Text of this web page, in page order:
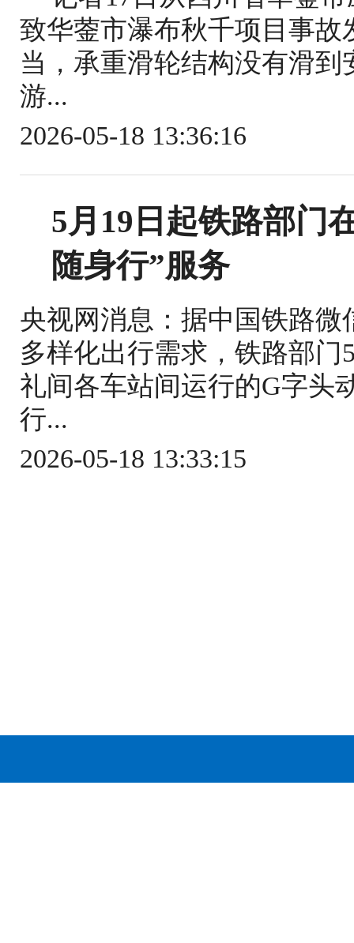
致华蓥市瀑布秋千项目事
当，承重滑轮结构没有滑
游...
2026-05-18 13:36:16
5月19日起铁路部门
随身行”服务
央视网消息：据中国铁路
多样化出行需求，铁路部门
礼间各车站间运行的G字头
行...
2026-05-18 13:33:15